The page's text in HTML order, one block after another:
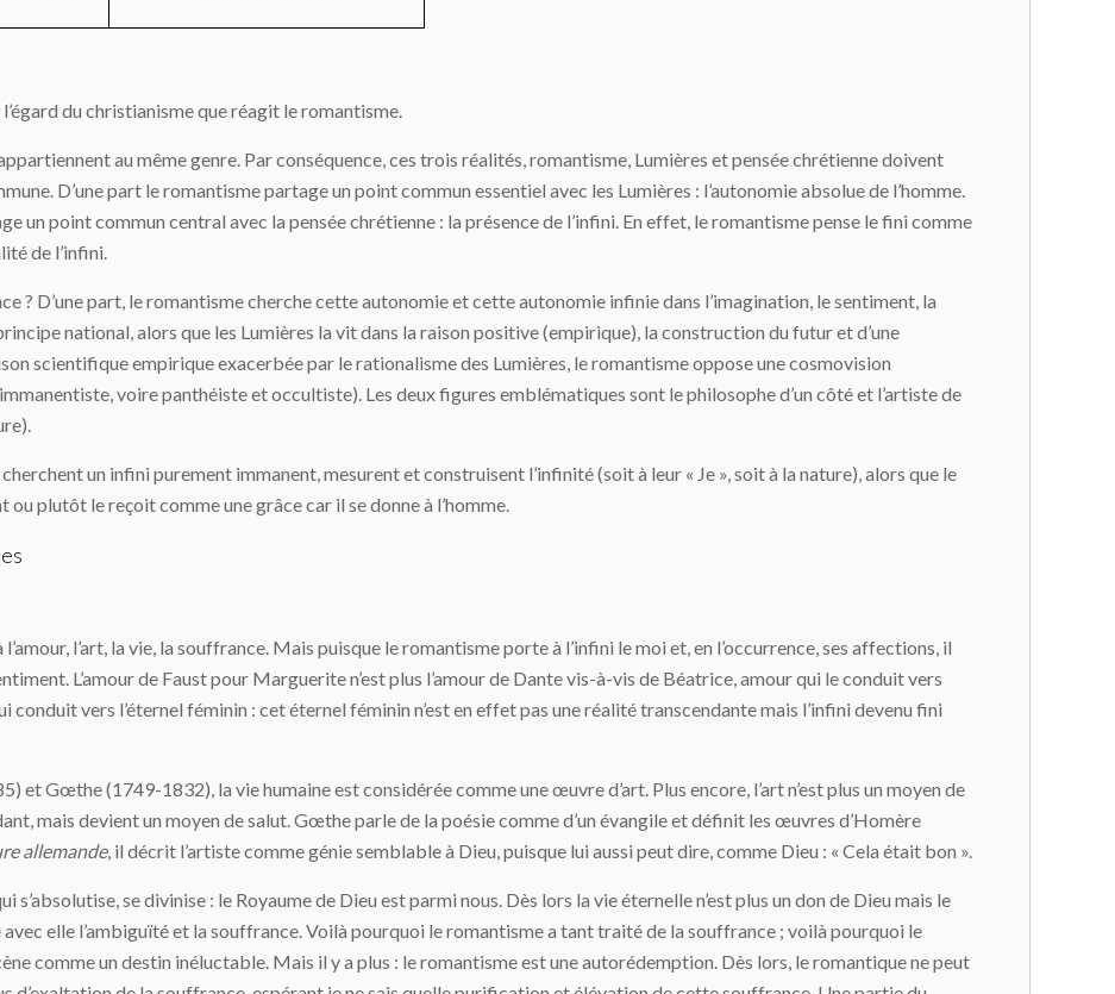
du christianisme que réagit le romantisme.
au même genre. Par conséquence, ces trois réalités, romantisme, Lumières et pensée chrétienne doivent
D’une part le romantisme partage un point commun essentiel avec les Lumières : l’autonomie absolue de l’homme.
un point commun central avec la pensée chrétienne : la présence de l’infini. En effet, le romantisme pense le fini comme
de l’infini.
? D’une part, le romantisme cherche cette autonomie et cette autonomie infinie dans l’imagination, le sentiment, la
national, alors que les Lumières la vit dans la raison positive (empirique), la construction du futur et d’une
scientifique empirique exacerbée par le rationalisme des Lumières, le romantisme oppose une cosmovision
voire panthéiste et occultiste). Les deux figures emblématiques sont le philosophe d’un côté et l’artiste de
un infini purement immanent, mesurent et construisent l’infinité (soit à leur « Je », soit à la nature), alors que le
plutôt le reçoit comme une grâce car il se donne à l’homme.
l’art, la vie, la souffrance. Mais puisque le romantisme porte à l’infini le moi et, en l’occurrence, ses affections, il
L’amour de Faust pour Marguerite n’est plus l’amour de Dante vis-à-vis de Béatrice, amour qui le conduit vers
conduit vers l’éternel féminin : cet éternel féminin n’est en effet pas une réalité transcendante mais l’infini devenu fini
et Gœthe (1749-1832), la vie humaine est considérée comme une œuvre d’art. Plus encore, l’art n’est plus un moyen de
mais devient un moyen de salut. Gœthe parle de la poésie comme d’un évangile et définit les œuvres d’Homère
allemande, il décrit l’artiste comme génie semblable à Dieu, puisque lui aussi peut dire, comme Dieu : « Cela était bon ».
s’absolutise, se divinise : le Royaume de Dieu est parmi nous. Dès lors la vie éternelle n’est plus un don de Dieu mais le
elle l’ambiguïté et la souffrance. Voilà pourquoi le romantisme a tant traité de la souffrance ; voilà pourquoi le
comme un destin inéluctable. Mais il y a plus : le romantisme est une autorédemption. Dès lors, le romantique ne peut